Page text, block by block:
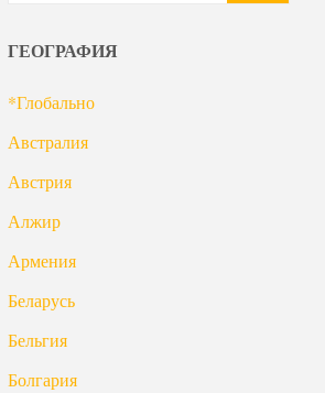
ГЕОГРАФИЯ
*Глобально
Австралия
Австрия
Алжир
Армения
Беларусь
Бельгия
Болгария